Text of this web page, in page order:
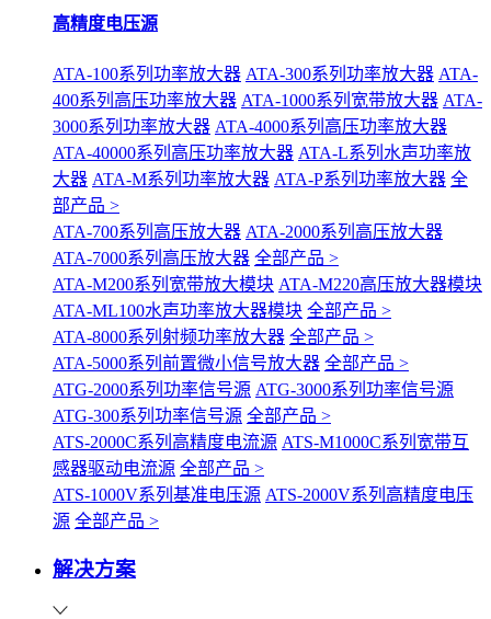
高精度电压源
ATA-100系列功率放大器 ATA-300系列功率放大器 ATA-
400系列高压功率放大器 ATA-1000系列宽带放大器 ATA-
3000系列功率放大器 ATA-4000系列高压功率放大器
ATA-40000系列高压功率放大器 ATA-L系列水声功率放
大器 ATA-M系列功率放大器 ATA-P系列功率放大器 全
部产品 >
ATA-700系列高压放大器 ATA-2000系列高压放大器
ATA-7000系列高压放大器 全部产品 >
ATA-M200系列宽带放大模块 ATA-M220高压放大器模块
ATA-ML100水声功率放大器模块 全部产品 >
ATA-8000系列射频功率放大器 全部产品 >
ATA-5000系列前置微小信号放大器 全部产品 >
ATG-2000系列功率信号源 ATG-3000系列功率信号源
ATG-300系列功率信号源 全部产品 >
ATS-2000C系列高精度电流源 ATS-M1000C系列宽带互
感器驱动电流源 全部产品 >
ATS-1000V系列基准电压源 ATS-2000V系列高精度电压
源 全部产品 >
解决方案